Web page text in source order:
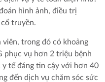
hình ảnh, điều trị
truyền.
trong đó có khoảng
phục vụ hơn 2 triệu bệnh
tế đáng tin cậy với hơn 40
đến dịch vụ chăm sóc sức